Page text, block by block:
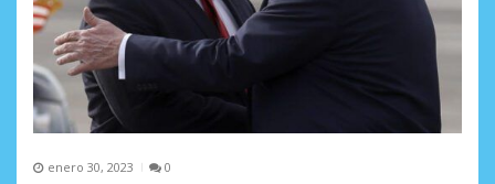
a
d
a
s
enero 30, 2023 0